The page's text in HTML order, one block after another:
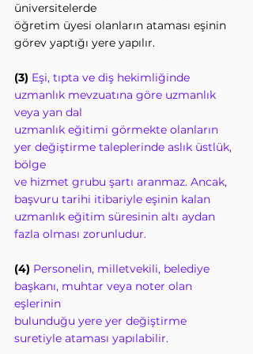
üniversitelerde
öğretim üyesi olanların ataması eşinin
görev yaptığı yere yapılır.
(3) Eşi, tıpta ve diş hekimliğinde
uzmanlık mevzuatına göre uzmanlık
veya yan dal
uzmanlık eğitimi görmekte olanların
yer değiştirme taleplerinde aslık üstlük,
bölge
ve hizmet grubu şartı aranmaz. Ancak,
başvuru tarihi itibariyle eşinin kalan
uzmanlık eğitim süresinin altı aydan
fazla olması zorunludur.
(4) Personelin, milletvekili, belediye
başkanı, muhtar veya noter olan
eşlerinin
bulunduğu yere yer değiştirme
suretiyle ataması yapılabilir.